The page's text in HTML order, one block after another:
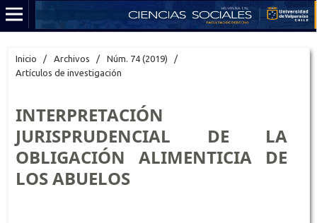
Inicio / Archivos / Núm. 74 (2019)
/
Artículos de investigación
INTERPRETACIÓN
JURISPRUDENCIAL DE LA
OBLIGACIÓN ALIMENTICIA DE
LOS ABUELOS